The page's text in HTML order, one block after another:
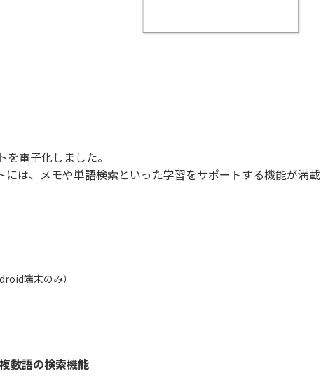
電子化しました。
は、メモや単語検索といった学習をサポートする機能が満載
端末のみ）
複数語の検索機能